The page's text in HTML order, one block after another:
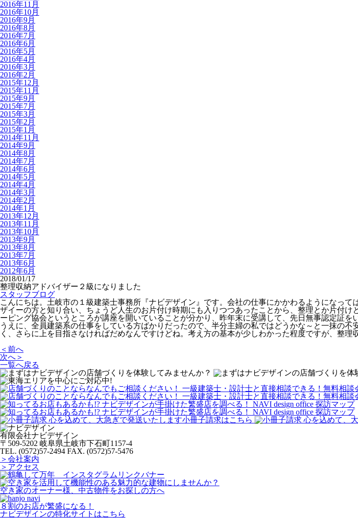
2016年11月
2016年10月
2016年9月
2016年8月
2016年7月
2016年6月
2016年5月
2016年4月
2016年3月
2016年2月
2015年12月
2015年11月
2015年9月
2015年7月
2015年3月
2015年2月
2015年1月
2014年11月
2014年9月
2014年8月
2014年7月
2014年6月
2014年5月
2014年4月
2014年3月
2014年2月
2014年1月
2013年12月
2013年11月
2013年10月
2013年9月
2013年8月
2013年7月
2013年6月
2012年6月
2018/01/17
整理収納アドバイザー２級になりました
スタッフブログ
こんにちは。土岐市の１級建築士事務所『ナビデザイン』です。会社の仕事にかかわるようになっ
ザイーの方と知り合い、ちょうど人生のお片付け時期にも入りつつあったことから、整理とか片付
ーピング協会というところが講座を開いていることが分かり、昨年末に受講して、先日無事認定証
うえに、全員建築系の仕事をしている方ばかりだったので、半分主婦の私ではどうかな～と一抹の
く、さらに上を目指さなければだめなんですけどね。考え方の基本が少しわかった程度ですが、整理
＜前へ
次へ＞
一覧へ戻る
有限会社ナビデザイン
〒509-5202 岐阜県土岐市下石町1157-4
TEL. (0572)57-2494 FAX. (0572)57-5476
＞会社案内
＞アクセス
空き家のオーナー様、中古物件をお探しの方へ
８割のお店が繁盛になる！
ナビデザインの特化サイトはこちら